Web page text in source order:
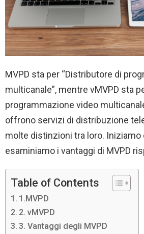
MVPD sta per “Distributore di
multicanale”, mentre vMVPD sta
programmazione video
offrono servizi di distribuzione
molte distinzioni tra loro. Iniziamo
esaminiamo i vantaggi di MVPD
Table of Contents
1.MVPD
2. vMVPD
3. Vantaggi degli MVPD